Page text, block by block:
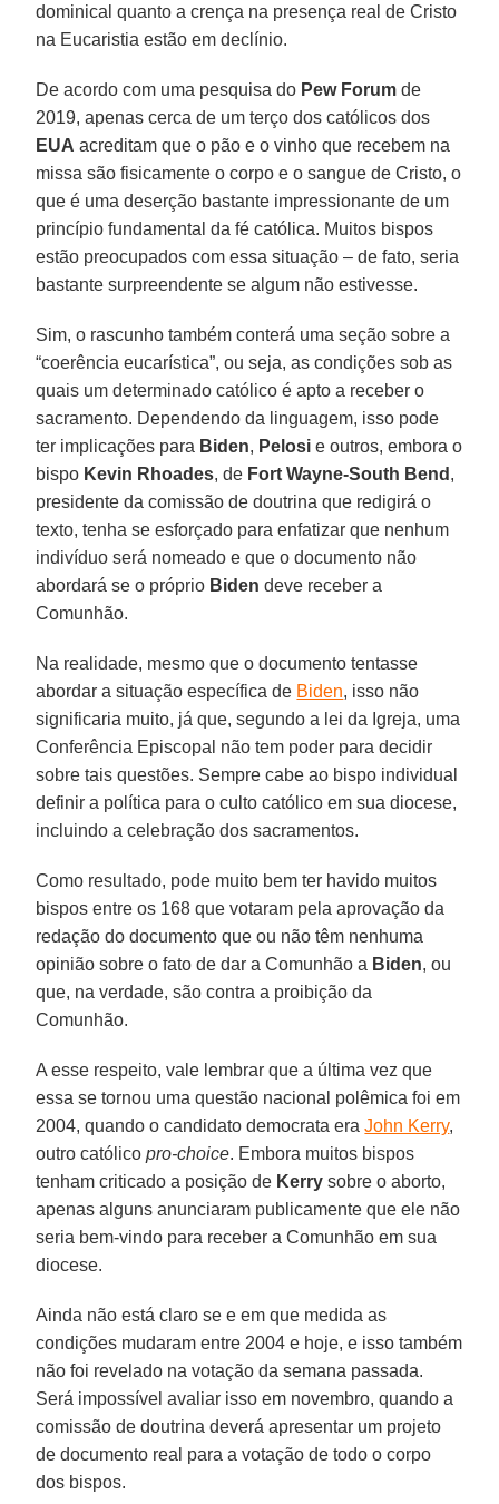
dominical quanto a crença na presença real de Cristo
na Eucaristia estão em declínio.
De acordo com uma pesquisa do Pew Forum de
2019, apenas cerca de um terço dos católicos dos
EUA acreditam que o pão e o vinho que recebem na
missa são fisicamente o corpo e o sangue de Cristo, o
que é uma deserção bastante impressionante de um
princípio fundamental da fé católica. Muitos bispos
estão preocupados com essa situação – de fato, seria
bastante surpreendente se algum não estivesse.
Sim, o rascunho também conterá uma seção sobre a
“coerência eucarística”, ou seja, as condições sob as
quais um determinado católico é apto a receber o
sacramento. Dependendo da linguagem, isso pode
ter implicações para Biden, Pelosi e outros, embora o
bispo Kevin Rhoades, de Fort Wayne-South Bend ,
presidente da comissão de doutrina que redigirá o
texto, tenha se esforçado para enfatizar que nenhum
indivíduo será nomeado e que o documento não
abordará se o próprio Biden deve receber a
Comunhão.
Na realidade, mesmo que o documento tentasse
abordar a situação específica de Biden, isso não
significaria muito, já que, segundo a lei da Igreja, uma
Conferência Episcopal não tem poder para decidir
sobre tais questões. Sempre cabe ao bispo individual
definir a política para o culto católico em sua diocese,
incluindo a celebração dos sacramentos.
Como resultado, pode muito bem ter havido muitos
bispos entre os 168 que votaram pela aprovação da
redação do documento que ou não têm nenhuma
opinião sobre o fato de dar a Comunhão a Biden, ou
que, na verdade, são contra a proibição da
Comunhão.
A esse respeito, vale lembrar que a última vez que
essa se tornou uma questão nacional polêmica foi em
2004, quando o candidato democrata eraJohn Kerry,
outro católicopro-choice. Embora muitos bispos
tenham criticado a posição de Kerry sobre o aborto,
apenas alguns anunciaram publicamente que ele não
seria bem-vindo para receber a Comunhão em sua
diocese.
Ainda não está claro se e em que medida as
condições mudaram entre 2004 e hoje, e isso também
não foi revelado na votação da semana passada.
Será impossível avaliar isso em novembro, quando a
comissão de doutrina deverá apresentar um projeto
de documento real para a votação de todo o corpo
dos bispos.